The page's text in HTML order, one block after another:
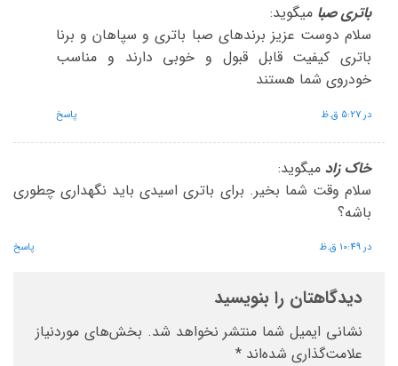
باتری صبا میگوید:
سلام دوست عزیز برندهای صبا باتری و سپاهان و برنا
باتری کیفیت قابل قبول و خوبی دارند و مناسب
خودروی شما هستند
در 5:27 ق.ظ پاسخ
خاک زاد میگوید:
سلام وقت شما بخیر. برای باتری اسیدی باید نگهداری چطوری
باشه؟
در 10:49 ق.ظ پاسخ
دیدگاهتان را بنویسید
نشانی ایمیل شما منتشر نخواهد شد. بخش‌های موردنیاز
علامت‌گذاری شده‌اند *